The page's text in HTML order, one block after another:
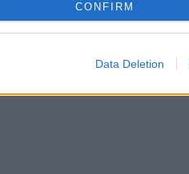
CONFIRM
Data Deletion